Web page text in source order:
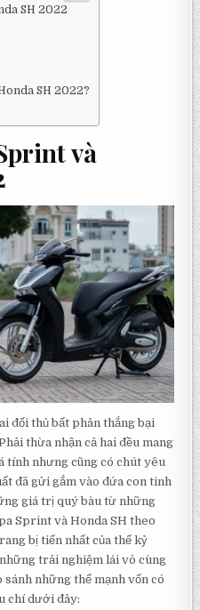
SH 2022
SH 2022?
và
đối thủ bất phân thắng bại
thừa nhận cả hai đều mang
tính nhưng cũng có chút yêu
đã gửi gắm vào đứa con tinh
giá trị quý bàu từ những
Sprint và Honda SH theo
bị tiến nhất của thế kỷ
trải nghiệm lái vô cùng
sánh những thế mạnh vốn có
chí dưới đây: